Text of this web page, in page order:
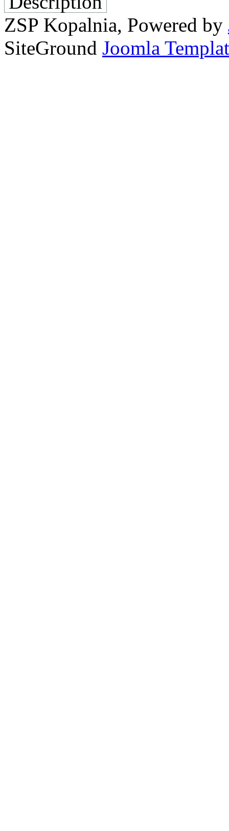
ZSP Kopalnia, Powered by
SiteGround Joomla